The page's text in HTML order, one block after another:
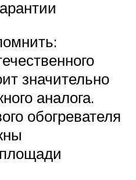
значительно
аналога.
обогревателя
площади